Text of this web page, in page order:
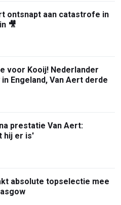
ontsnapt aan catastrofe in
🎥
voor Kooij! Nederlander
Engeland, Van Aert derde
prestatie Van Aert:
hij er is'
absolute topselectie mee